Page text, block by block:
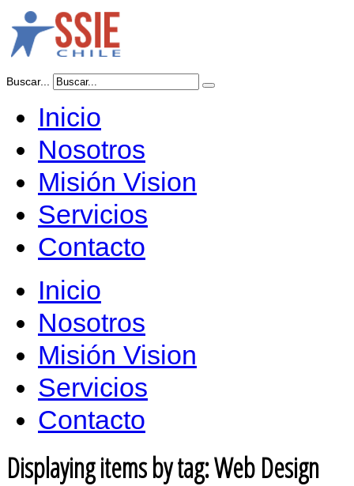
Buscar...
Inicio
Nosotros
Misión Vision
Servicios
Contacto
Inicio
Nosotros
Misión Vision
Servicios
Contacto
Displaying items by tag: Web Design